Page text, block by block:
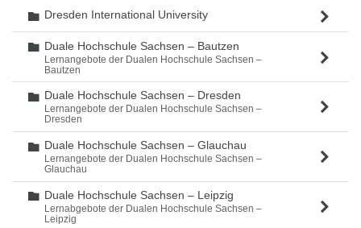
Ordner
Dresden International University
Ordner
Duale Hochschule Sachsen – Bautzen
Lernangebote der Dualen Hochschule Sachsen –
Bautzen
Ordner
Duale Hochschule Sachsen – Dresden
Lernangebote der Dualen Hochschule Sachsen –
Dresden
Ordner
Duale Hochschule Sachsen – Glauchau
Lernangebote der Dualen Hochschule Sachsen –
Glauchau
Ordner
Duale Hochschule Sachsen – Leipzig
Lernabgebote der Dualen Hochschule Sachsen –
Leipzig